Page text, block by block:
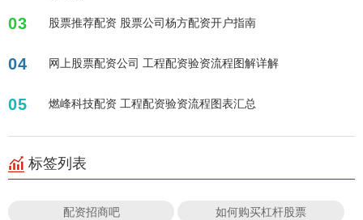
03 股票推荐配资 股票公司杨方配资开户指南
04 网上股票配资公司 工程配资验资流程图解详解
05 燃峰科技配资 工程配资验资流程图表汇总
标签列表
配资招商吧 如何购买杠杆股票